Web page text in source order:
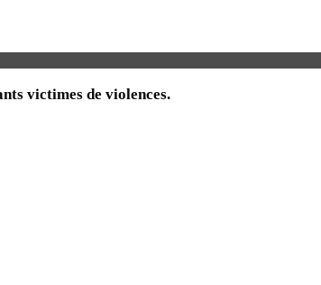
victimes de violences.